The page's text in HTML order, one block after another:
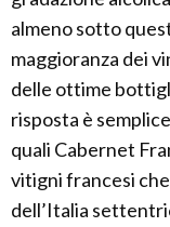
almeno sotto
maggioranza dei
delle ottime
risposta è
quali Cabernet
vitigni francesi
dell’Italia